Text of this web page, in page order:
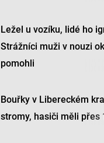
Ležel u vozíku, lidé ho
Strážníci muži v nouzi
pomohli
Bouřky v Libereckém
stromy, hasiči měli přes